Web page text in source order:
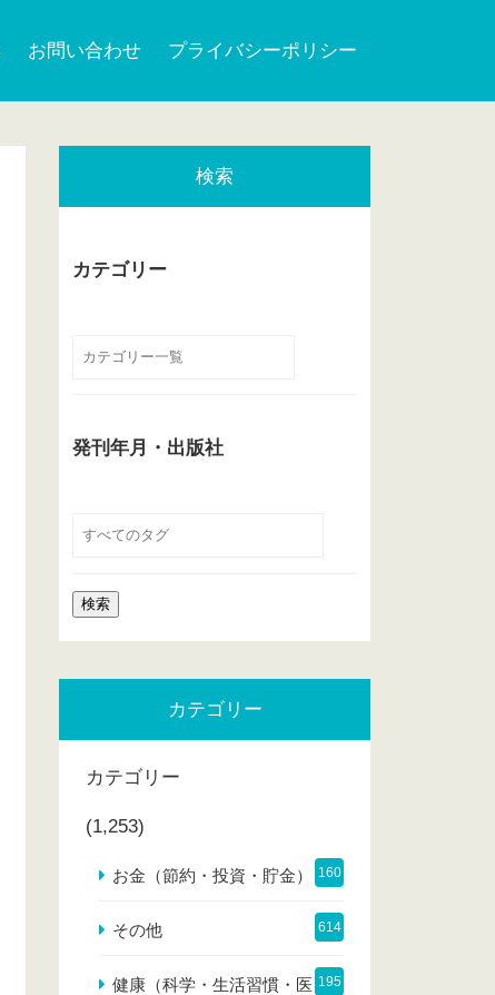
お問い合わせ プライバシーポリシー
検索
カテゴリー
発刊年月・出版社
カテゴリー
カテゴリー
(1,253)
お金（節約・投資・貯金） 160
その他 614
健康（科学・生活習慣・医 195